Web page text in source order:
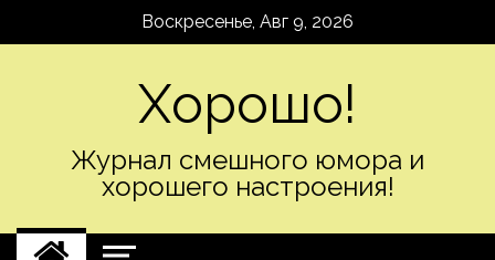
Воскресенье, Авг 9, 2026
Хорошо!
Журнал смешного юмора и
хорошего настроения!